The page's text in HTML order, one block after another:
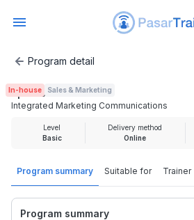
Integrated Marketing Communications
Program detail
Program summary Suitable for Trainer
Program summary
In-house Sales & Marketing
Integrated Marketing Communications
Rp 1.500.000
Level
Basic
Delivery method
Online